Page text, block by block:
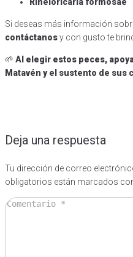
Si deseas más información
contáctanosy con gusto te
🌱 Al elegir estos peces,
Matavén y el sustento de sus
Deja una respuesta
Tu dirección de correo
obligatorios están marcados